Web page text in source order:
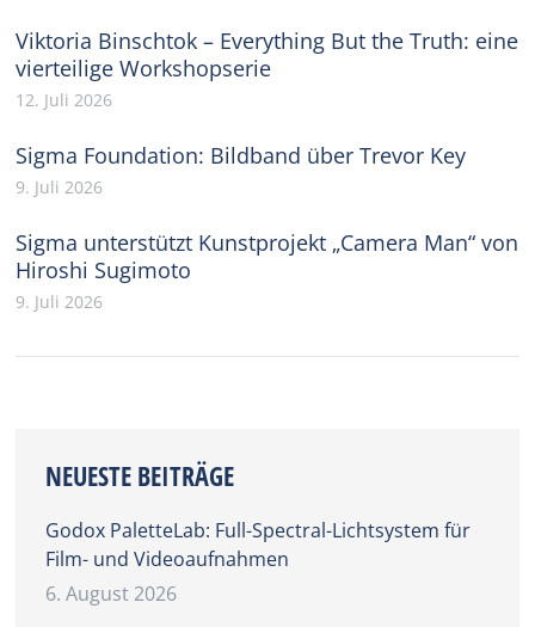
Viktoria Binschtok – Everything But the Truth: eine
vierteilige Workshopserie
12. Juli 2026
Sigma Foundation: Bildband über Trevor Key
9. Juli 2026
Sigma unterstützt Kunstprojekt „Camera Man“ von
Hiroshi Sugimoto
9. Juli 2026
NEUESTE BEITRÄGE
Godox PaletteLab: Full-Spectral-Lichtsystem für
Film- und Videoaufnahmen
6. August 2026